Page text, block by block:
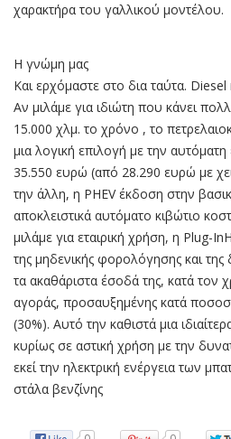
χαρακτήρα του γαλλικού μοντέλου.
Η γνώμη μας
Kαι ερχόμαστε στο δια ταύτα.
Αν μιλάμε για ιδιώτη που κάνει
15.000 χλμ. το χρόνο , το
μια λογική επιλογή με την
35.550 ευρώ (από 28.290 ευρώ με
την άλλη, η PHEV έκδοση στην
αποκλειστικά αυτόματο κιβώτιο
μιλάμε για εταιρική χρήση, η Plug-
της μηδενικής φορολόγησης και
τα ακαθάριστα έσοδά της, κατά τον
αγοράς, προσαυξημένης κατά
(30%). Αυτό την καθιστά μια
κυρίως σε αστική χρήση με την
εκεί την ηλεκτρική ενέργεια των
στάλα βενζίνης